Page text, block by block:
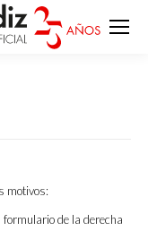
motivos:
formulario de la derecha